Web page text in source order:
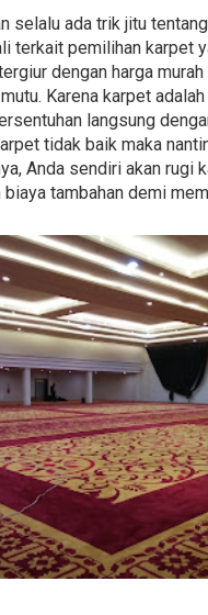
selalu ada trik jitu
terkait pemilihan karpet
dengan harga murah
Karena karpet
langsung
tidak baik maka
Anda sendiri akan rugi
tambahan demi